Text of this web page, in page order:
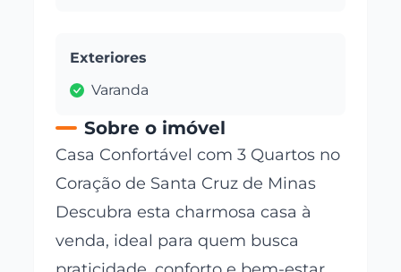
Exteriores
Varanda
Sobre o imóvel
Casa Confortável com 3 Quartos no
Coração de Santa Cruz de Minas
Descubra esta charmosa casa à
venda, ideal para quem busca